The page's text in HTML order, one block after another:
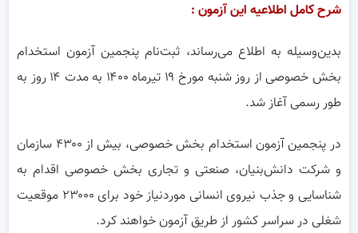
شرح کامل اطلاعیه این آزمون :
بدین‌وسیله به اطلاع می‌رساند، ثبت‌نام پنجمین آزمون استخدام
بخش خصوصی از روز شنبه مورخ ۱۹ تیرماه ۱۴۰۰ به مدت ۱۴ روز به
طور رسمی آغاز شد.
در پنجمین آزمون استخدام بخش خصوصی، بیش از ۴۳۰۰ سازمان
و شرکت دانش‌بنیان، صنعتی و تجاری بخش خصوصی اقدام به
شناسایی و جذب نیروی انسانی موردنیاز خود برای ۲۳۰۰۰ موقعیت
شغلی در سراسر کشور از طریق آزمون خواهند کرد.